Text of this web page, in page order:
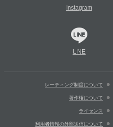
Instagram
LINE
レーティング制度について
著作権について
ライセンス
利用者情報の外部送信について